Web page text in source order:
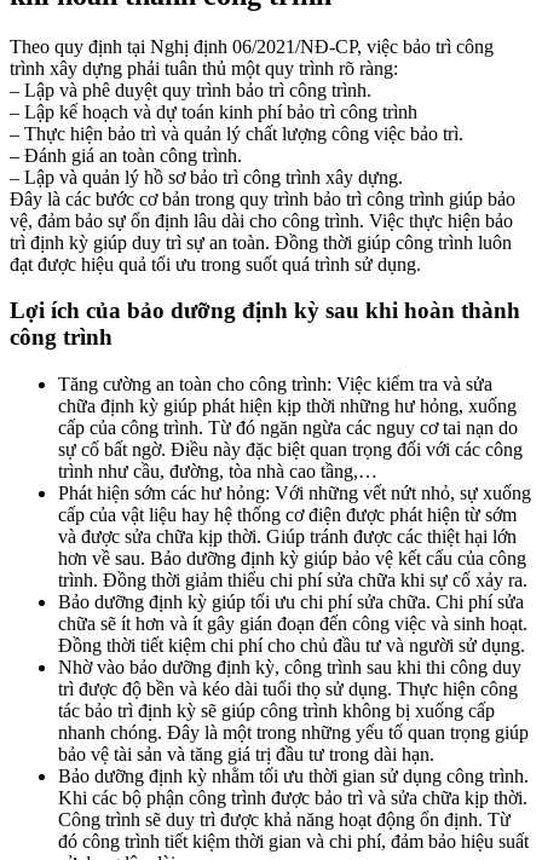
Theo quy định tại Nghị định 06/2021/NĐ-CP, việc bảo trì công
trình xây dựng phải tuân thủ một quy trình rõ ràng:
– Lập và phê duyệt quy trình bảo trì công trình.
– Lập kế hoạch và dự toán kinh phí bảo trì công trình
– Thực hiện bảo trì và quản lý chất lượng công việc bảo trì.
– Đánh giá an toàn công trình.
– Lập và quản lý hồ sơ bảo trì công trình xây dựng.
Đây là các bước cơ bản trong quy trình bảo trì công trình giúp bảo
vệ, đảm bảo sự ổn định lâu dài cho công trình. Việc thực hiện bảo
trì định kỳ giúp duy trì sự an toàn. Đồng thời giúp công trình luôn
đạt được hiệu quả tối ưu trong suốt quá trình sử dụng.
Lợi ích của bảo dưỡng định kỳ sau khi hoàn thành
công trình
Tăng cường an toàn cho công trình: Việc kiểm tra và sửa
chữa định kỳ giúp phát hiện kịp thời những hư hỏng, xuống
cấp của công trình. Từ đó ngăn ngừa các nguy cơ tai nạn do
sự cố bất ngờ. Điều này đặc biệt quan trọng đối với các công
trình như cầu, đường, tòa nhà cao tầng,…
Phát hiện sớm các hư hỏng: Với những vết nứt nhỏ, sự xuống
cấp của vật liệu hay hệ thống cơ điện được phát hiện từ sớm
và được sửa chữa kịp thời. Giúp tránh được các thiệt hại lớn
hơn về sau. Bảo dưỡng định kỳ giúp bảo vệ kết cấu của công
trình. Đồng thời giảm thiểu chi phí sửa chữa khi sự cố xảy ra.
Bảo dưỡng định kỳ giúp tối ưu chi phí sửa chữa. Chi phí sửa
chữa sẽ ít hơn và ít gây gián đoạn đến công việc và sinh hoạt.
Đồng thời tiết kiệm chi phí cho chủ đầu tư và người sử dụng.
Nhờ vào bảo dưỡng định kỳ, công trình sau khi thi công duy
trì được độ bền và kéo dài tuổi thọ sử dụng. Thực hiện công
tác bảo trì định kỳ sẽ giúp công trình không bị xuống cấp
nhanh chóng. Đây là một trong những yếu tố quan trọng giúp
bảo vệ tài sản và tăng giá trị đầu tư trong dài hạn.
Bảo dưỡng định kỳ nhằm tối ưu thời gian sử dụng công trình.
Khi các bộ phận công trình được bảo trì và sửa chữa kịp thời.
Công trình sẽ duy trì được khả năng hoạt động ổn định. Từ
đó công trình tiết kiệm thời gian và chi phí, đảm bảo hiệu suất